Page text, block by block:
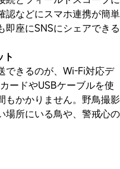
認などにスマホ連携が簡単
即座にSNSにシェアできる
できるのが、Wi-Fi対応デ
ードやUSBケーブルを使
もかかりません。野鳥撮影
場所にいる鳥や、警戒心の